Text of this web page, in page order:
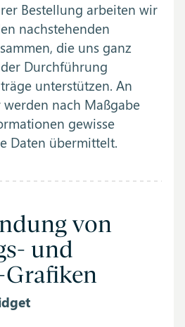
Bestellung arbeiten wir
nachstehenden
die uns ganz
Durchführung
unterstützen. An
nach Maßgabe
gewisse
Daten übermittelt.
von
und